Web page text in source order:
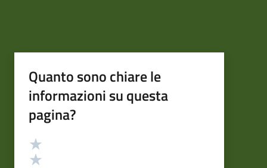
Quanto sono chiare le
informazioni su questa
pagina?
Valutazione